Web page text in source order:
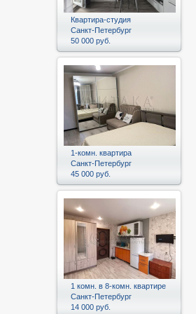
Квартира-студия
Санкт-Петербург
50 000 руб.
1-комн. квартира
Санкт-Петербург
45 000 руб.
1 комн. в 8-комн. квартире
Санкт-Петербург
14 000 руб.